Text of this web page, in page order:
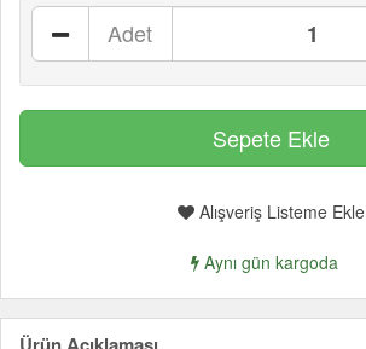
Adet
Alışveriş Listeme Ekle
Aynı gün kargoda